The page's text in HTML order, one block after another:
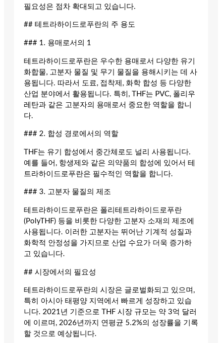
필요성은 점차 확대되고 있습니다.
## 테트라하이드로푸란의 주 용도
### 1. 용매로서의 1
테트라하이드로푸란은 우수한 용매로서 다양한 유기
화합물, 고분자 물질 및 무기 물질을 용해시키는 데 사
용됩니다. 따라서 도료, 접착제, 화학 합성 등 다양한
산업 분야에서 활용됩니다. 특히, THF는 PVC, 폴리우
레탄과 같은 고분자의 용매로서 중요한 역할을 합니
다.
### 2. 합성 경로에서의 역할
THF는 유기 합성에서 중간체로도 널리 사용됩니다.
예를 들어, 항생제와 같은 의약품의 합성에 있어서 테
트라하이드로푸란은 필수적인 역할을 합니다.
### 3. 고분자 물질의 제조
테트라하이드로푸란은 폴리테트라하이드로푸란
(PolyTHF) 등을 비롯한 다양한 고분자 소재의 제조에
사용됩니다. 이러한 고분자는 뛰어난 기계적 성질과
화학적 안정성을 가지므로 산업 수요가 더욱 증가하
고 있습니다.
## 시장에서의 필요성
테트라하이드로푸란의 시장은 글로벌화되고 있으며,
특히 아시아 태평양 지역에서 빠르게 성장하고 있습
니다. 2021년 기준으로 THF 시장 규모는 약 3억 달러
에 이르며, 2026년까지 연평균 5.2%의 성장률을 기록
할 것으로 예상됩니다.